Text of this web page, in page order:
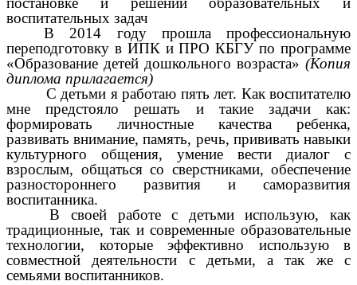
воспитательных задач
В 2014 году прошла профессиональную
переподготовку в ИПК и ПРО КБГУ по программе
«Образование детей дошкольного возраста» (Копия
диплома прилагается)
С детьми я работаю пять лет. Как воспитателю
мне предстояло решать и такие задачи как:
формировать личностные качества ребенка,
развивать внимание, память, речь, прививать навыки
культурного общения, умение вести диалог с
взрослым, общаться со сверстниками, обеспечение
разностороннего развития и саморазвития
воспитанника.
В своей работе с детьми использую, как
традиционные, так и современные образовательные
технологии, которые эффективно использую в
совместной деятельности с детьми, а так же с
семьями воспитанников.